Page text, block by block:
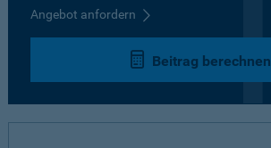
Angebot anfordern
Beitrag berechnen